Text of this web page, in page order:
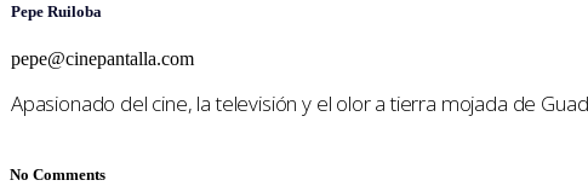
Pepe Ruiloba
pepe@cinepantalla.com
Apasionado del cine, la televisión y el olor a tierra mojada de
No Comments